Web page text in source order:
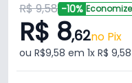
R$ 9,58 -10%
R$ 8,62no Pix
ou R$9,58 em 1x R$